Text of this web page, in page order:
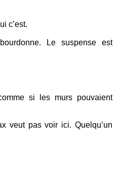
c’est.
Le suspense est
si les murs pouvaient
veut pas voir ici. Quelqu’un